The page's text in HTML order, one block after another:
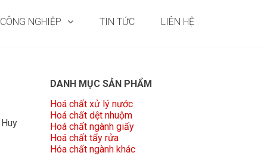
NGHIỆP TIN TỨC LIÊN HỆ
DANH MỤC SẢN PHẨM
Hoá chất xử lý nước
Hoá chất dệt nhuộm
Hoá chất ngành giấy
Hoá chất tẩy rửa
Hóa chất ngành khác